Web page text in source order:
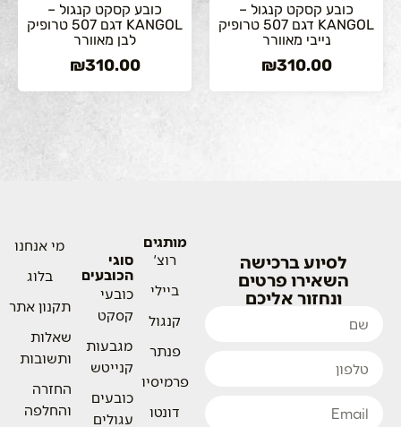
כובע קסקט קנגול –
KANGOL דגם 507 טרופיק
נייבי מאוורר
₪310.00
כובע קסקט קנגול –
KANGOL דגם 507 טרופיק
לבן מאוורר
₪310.00
מותגים
רוצ'
ביילי
קנגול
פנתר
פרמיסיו
דונטו
סוגי
הכובעים
כובעי
קסקט
מגבעות
קנייטש
כובעים
עגולים
מי אנחנו
בלוג
תקנון אתר
שאלות
ותשובות
החזרה
והחלפה
לסיוע ברכישה
השאירו פרטים
ונחזור אליכם